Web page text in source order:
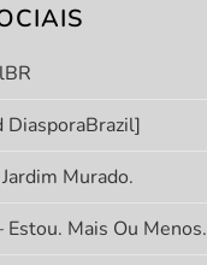
DiasporaBrazil]
Murado.
Estou. Mais Ou Menos.